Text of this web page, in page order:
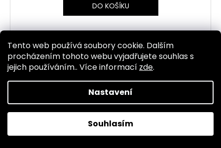
Tento web používá soubory cookie. Dalším
procházením tohoto webu vyjadřujete souhlas s
jejich používáním.. Více informací zde.
Nastavení
Souhlasím
DO KOŠÍKU
Kód:1564